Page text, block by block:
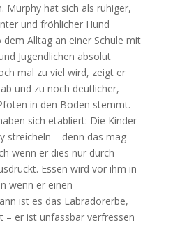
Murphy hat sich als ruhiger,
und fröhlicher Hund
Alltag an einer Schule mit
Jugendlichen absolut
mal zu viel wird, zeigt er
und zu noch deutlicher,
in den Boden stemmt.
sich etabliert: Die Kinder
streicheln – denn das mag
wenn er dies nur durch
Essen wird vor ihm in
wenn er einen
ist es das Labradorerbe,
– er ist unfassbar verfressen